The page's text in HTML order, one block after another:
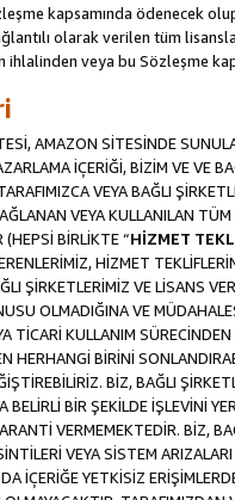
kapsamında ödenecek
olarak verilen tüm
ihlalinden veya bu Sözleşme
AMAZON SİTESİNDE
İÇERİĞİ, BİZİM VE VE
VEYA BAĞLI
VEYA KULLANILAN
(HEPSİ BİRLİKTE “HİZMET
HİZMET
ŞİRKETLERİMİZ VE LİSANS
OLMADIĞINA VE
TİCARİ KULLANIM
HERHANGİ BİRİNİ
BİZ, BAĞLI
BELİRLİ BİR ŞEKİLDE İŞLEVİNİ
VERMEMEKTEDİR. BİZ,
VEYA SİSTEM
İÇERİĞE YETKİSİZ